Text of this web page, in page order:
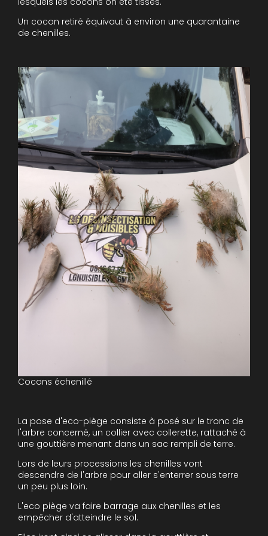
Un cocon retiré équivaut à environ une quarantaine
de chenilles.
Cocons échenillé
La pose d'eco-piège consiste à posé sur le tronc de
l'arbre concerné, un collier avec collerette, rattaché à
une gouttière menant dans un sac rempli de terre.
Lors de leurs processions les chenilles vont
descendre de l'arbre pour aller s'enterrer sous terre
un peu plus loin.
L'eco piège va faire barrage aux chenilles et les
empêcher d'atteindre le sol.